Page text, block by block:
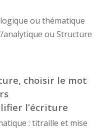
ou thématique
analytique ou Structure
choisir le mot
l’écriture
: titraille et mise